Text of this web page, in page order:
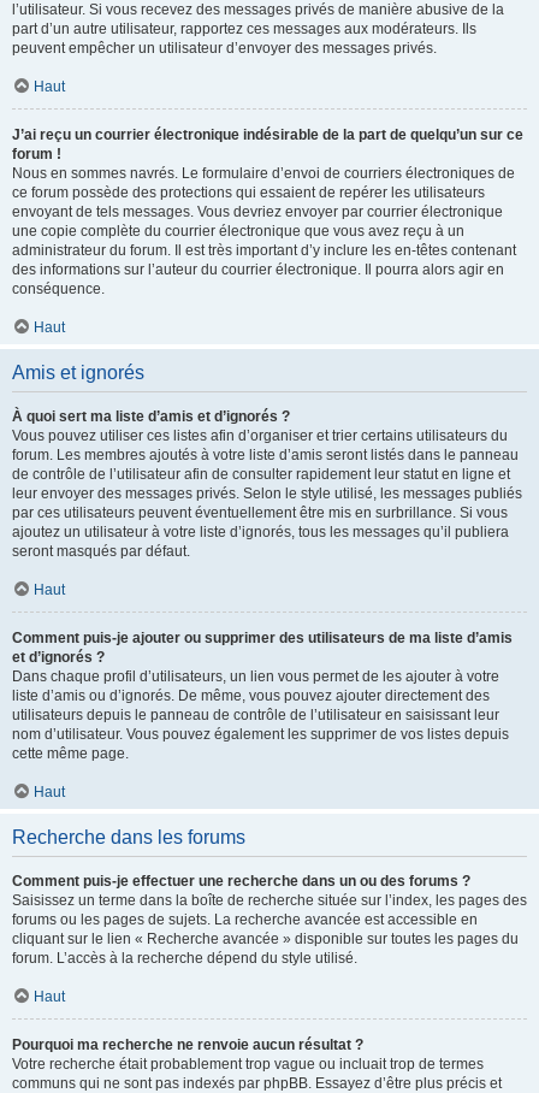
l’utilisateur. Si vous recevez des messages privés de manière abusive de la
part d’un autre utilisateur, rapportez ces messages aux modérateurs. Ils
peuvent empêcher un utilisateur d’envoyer des messages privés.
Haut
J’ai reçu un courrier électronique indésirable de la part de quelqu’un sur ce
forum !
Nous en sommes navrés. Le formulaire d’envoi de courriers électroniques de
ce forum possède des protections qui essaient de repérer les utilisateurs
envoyant de tels messages. Vous devriez envoyer par courrier électronique
une copie complète du courrier électronique que vous avez reçu à un
administrateur du forum. Il est très important d’y inclure les en-têtes contenant
des informations sur l’auteur du courrier électronique. Il pourra alors agir en
conséquence.
Haut
Amis et ignorés
À quoi sert ma liste d’amis et d’ignorés ?
Vous pouvez utiliser ces listes afin d’organiser et trier certains utilisateurs du
forum. Les membres ajoutés à votre liste d’amis seront listés dans le panneau
de contrôle de l’utilisateur afin de consulter rapidement leur statut en ligne et
leur envoyer des messages privés. Selon le style utilisé, les messages publiés
par ces utilisateurs peuvent éventuellement être mis en surbrillance. Si vous
ajoutez un utilisateur à votre liste d’ignorés, tous les messages qu’il publiera
seront masqués par défaut.
Haut
Comment puis-je ajouter ou supprimer des utilisateurs de ma liste d’amis
et d’ignorés ?
Dans chaque profil d’utilisateurs, un lien vous permet de les ajouter à votre
liste d’amis ou d’ignorés. De même, vous pouvez ajouter directement des
utilisateurs depuis le panneau de contrôle de l’utilisateur en saisissant leur
nom d’utilisateur. Vous pouvez également les supprimer de vos listes depuis
cette même page.
Haut
Recherche dans les forums
Comment puis-je effectuer une recherche dans un ou des forums ?
Saisissez un terme dans la boîte de recherche située sur l’index, les pages des
forums ou les pages de sujets. La recherche avancée est accessible en
cliquant sur le lien « Recherche avancée » disponible sur toutes les pages du
forum. L’accès à la recherche dépend du style utilisé.
Haut
Pourquoi ma recherche ne renvoie aucun résultat ?
Votre recherche était probablement trop vague ou incluait trop de termes
communs qui ne sont pas indexés par phpBB. Essayez d’être plus précis et